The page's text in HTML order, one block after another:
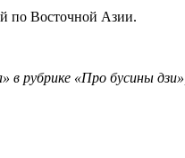
по Восточной Азии.
рубрике «Про бусины дзи»,